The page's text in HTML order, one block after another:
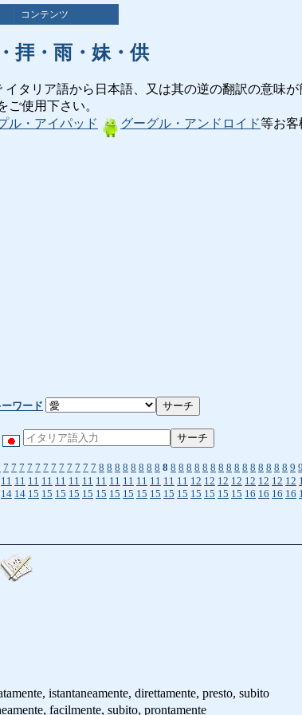
コンテンツ
拝・雨・妹・供
タリア語から日本語、又は其の逆の翻訳の意味
ご使用下さい。
ル・アイパッド グーグル・アンドロイド等お客
ーワード
7 7 7 7 7 7 7 7 7 7 7 7 8 8 8 8 8 8 8 8 8 8 8 8 8 8 8 8 8 8 8 8 8 8 8 8 9 9
11 11 11 11 11 11 11 11 11 11 11 11 11 11 12 12 12 12 12 12 12 12
14 14 15 15 15 15 15 15 15 15 15 15 15 15 15 15 15 15 16 16 16 16
istantaneamente, direttamente, presto, subito
facilmente, subito, prontamente